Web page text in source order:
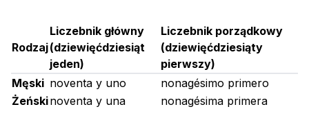
Rodzaj
Liczebnik główny
(dziewięćdziesiąt
jeden)
Liczebnik porządkowy
(dziewięćdziesiąty
pierwszy)
Męski noventa y uno
nonagésimo primero
Żeńskinoventa y una nonagésima primera